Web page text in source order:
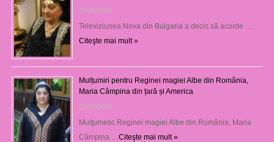
23/05/2025
Televiziunea Nova din Bulgaria a decis să acorde …
Citeşte mai mult »
Mulțumiri pentru Reginei magiei Albe din România,
Maria Câmpina din țară și America
22/05/2025
Mulţumesc Reginei magiei Albe din România, Maria
Câmpina … Citeşte mai mult »